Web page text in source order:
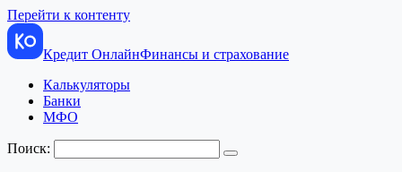
Перейти к контенту
Кредит ОнлайнФинансы и страхование
Калькуляторы
Банки
МФО
Поиск: